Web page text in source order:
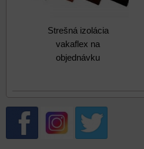
Strešná izolácia
vakaflex na
objednávku